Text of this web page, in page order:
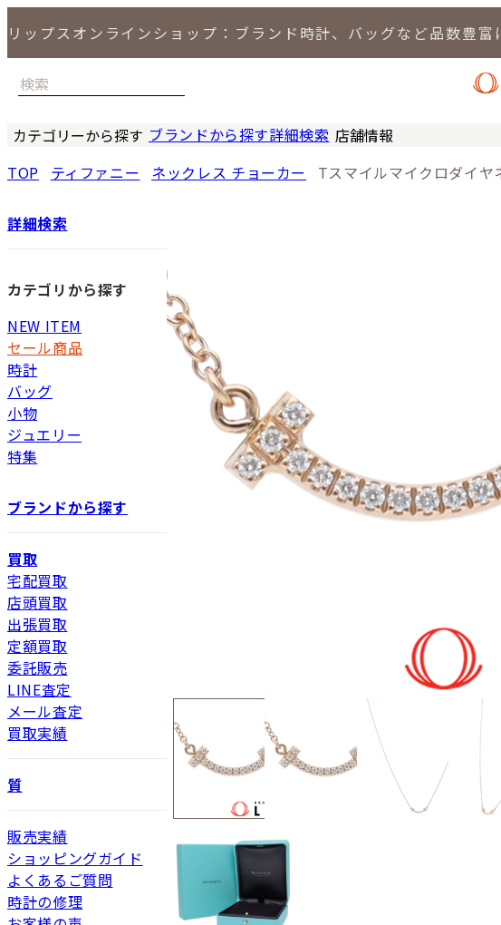
リップスオンラインショップ：ブランド時計、バッグなど品数豊富
カテゴリーから探す ブランドから探す詳細検索 店舗情報
TOP ティファニー ネックレス チョーカー Tスマイルマイクロダイヤ
詳細検索
カテゴリから探す
NEW ITEM
セール商品
時計
バッグ
小物
ジュエリー
特集
ブランドから探す
買取
宅配買取
店頭買取
出張買取
定額買取
委託販売
LINE査定
メール査定
買取実績
質
販売実績
ショッピングガイド
よくあるご質問
時計の修理
新品状態。
展示品などの未使用品。
SAランク
未使用同様品。数回使用した程度、
Aランク
僅かな傷、汚れはありますが比較的程
ABランク少々使用感はありますが、キズや汚